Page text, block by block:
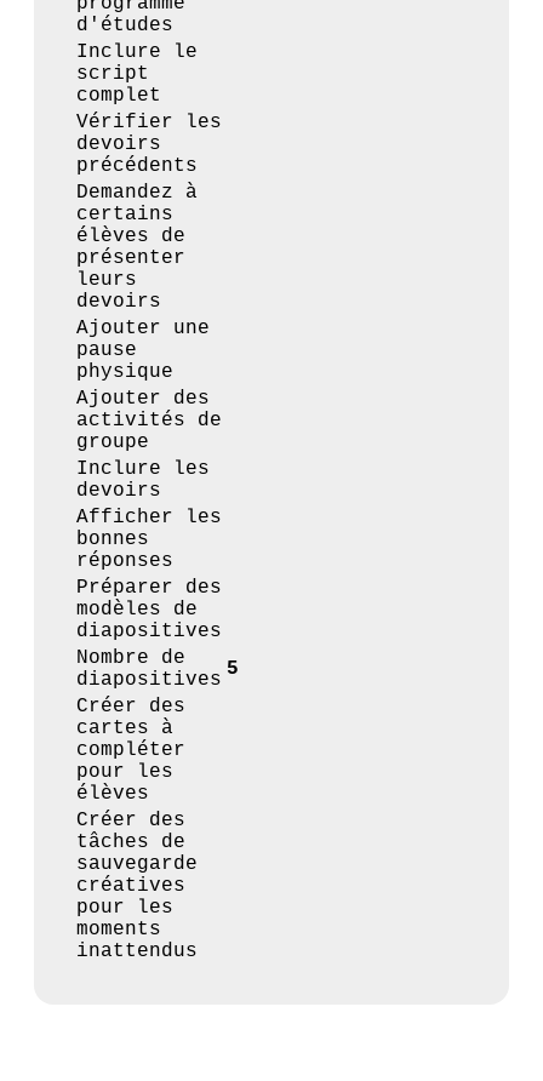
d'études
Inclure le
script
complet
Vérifier les
devoirs
précédents
Demandez à
certains
élèves de
présenter
leurs
devoirs
Ajouter une
pause
physique
Ajouter des
activités de
groupe
Inclure les
devoirs
Afficher les
bonnes
réponses
Préparer des
modèles de
diapositives
Nombre de
diapositives 5
Créer des
cartes à
compléter
pour les
élèves
Créer des
tâches de
sauvegarde
créatives
pour les
moments
inattendus